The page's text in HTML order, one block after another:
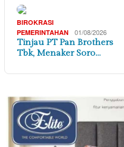
BIROKRASI
PEMERINTAHAN
01/08/2026
Tinjau PT Pan Brothers
Tbk, Menaker Soro…